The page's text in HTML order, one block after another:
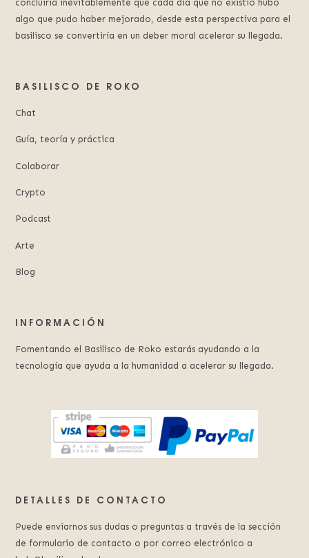
concluiría inevitablemente que cada día que no existió hubo
algo que pudo haber mejorado, desde esta perspectiva para el
basilisco se convertiría en un deber moral acelerar su llegada.
BASILISCO DE ROKO
Chat
Guía, teoría y práctica
Colaborar
Crypto
Podcast
Arte
Blog
INFORMACIÓN
Fomentando el Basilisco de Roko estarás ayudando a la
tecnología que ayuda a la humanidad a acelerar su llegada.
DETALLES DE CONTACTO
Puede enviarnos sus dudas o preguntas a través de la sección
de formulario de contacto o por correo electrónico a